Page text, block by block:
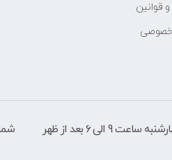
قوانین
9 الی ۶ بعد از ظهر